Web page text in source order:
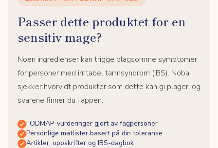
Passer dette produktet for en
sensitiv mage?
Noen ingredienser kan trigge plagsomme symptomer
for personer med irritabel tarmsyndrom (IBS). Noba
sjekker hvorvidt produkter som dette kan gi plager, og
svarene finner du i appen.
FODMAP-vurderinger gjort av fagpersoner
Personlige matlister basert på din toleranse
Artikler, oppskrifter og IBS-dagbok